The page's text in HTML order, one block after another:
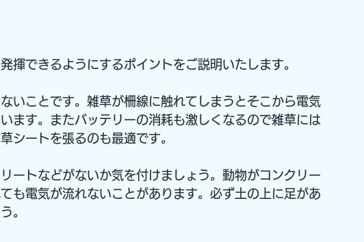
揮できるようにするポイントをご説明いたします。
いことです。雑草が柵線に触れてしまうとそこから電気
ます。またバッテリーの消耗も激しくなるので雑草には
シートを張るのも最適です。
ートなどがないか気を付けましょう。動物がコンクリー
も電気が流れないことがあります。必ず土の上に足があ
。